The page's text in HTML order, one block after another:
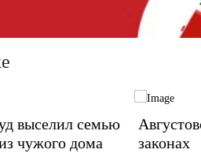
выселил семью
чужого дома
законах